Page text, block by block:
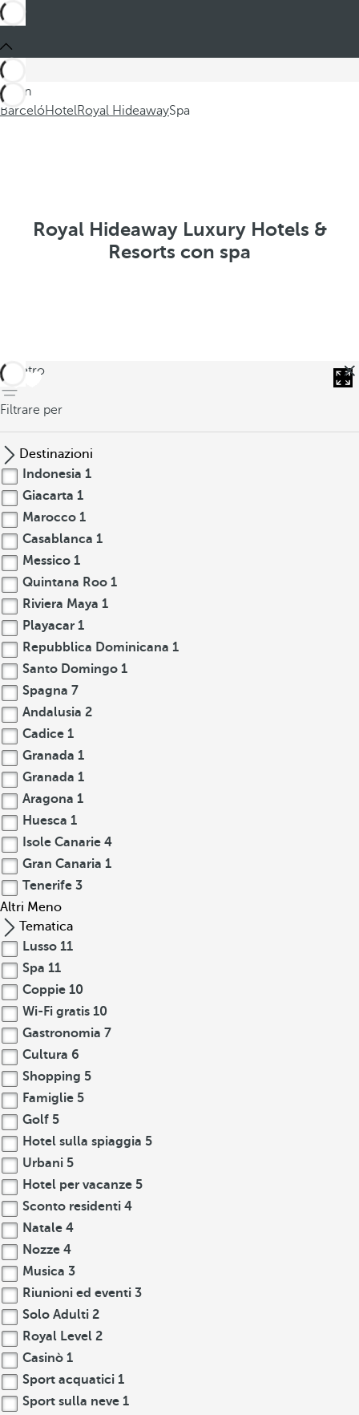
Sei in
BarcelóHotelRoyal HideawaySpa
Royal Hideaway Luxury Hotels &
Resorts con spa
indietro
Filtrare per
Destinazioni
Indonesia 1
Giacarta 1
Marocco 1
Casablanca 1
Messico 1
Quintana Roo 1
Riviera Maya 1
Playacar 1
Repubblica Dominicana 1
Santo Domingo 1
Spagna 7
Andalusia 2
Cadice 1
Granada 1
Granada 1
Aragona 1
Huesca 1
Isole Canarie 4
Gran Canaria 1
Tenerife 3
Altri Meno
Tematica
Lusso 11
Spa 11
Coppie 10
Wi-Fi gratis 10
Gastronomia 7
Cultura 6
Shopping 5
Famiglie 5
Golf 5
Hotel sulla spiaggia 5
Urbani 5
Hotel per vacanze 5
Sconto residenti 4
Natale 4
Nozze 4
Musica 3
Riunioni ed eventi 3
Solo Adulti 2
Royal Level 2
Casinò 1
Sport acquatici 1
Sport sulla neve 1